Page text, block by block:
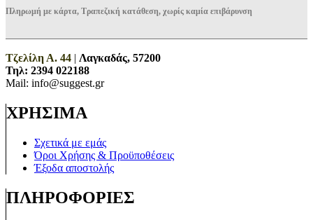
Πληρωμή με κάρτα, Τραπεζική κατάθεση, χωρίς καμία επιβάρυνση
Τζελίλη Α. 44 | Λαγκαδάς, 57200
Τηλ: 2394 022188
Mail: info@suggest.gr
ΧΡΗΣΙΜΑ
Σχετικά με εμάς
Όροι Χρήσης & Προϋποθέσεις
Έξοδα αποστολής
ΠΛΗΡΟΦΟΡΙΕΣ